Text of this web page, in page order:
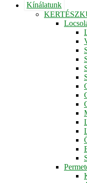
Kínálatunk